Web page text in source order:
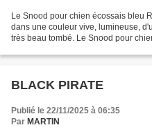
Le Snood pour chien écossais bleu
dans une couleur vive, lumineuse,
très beau tombé. Le Snood pour
BLACK PIRATE
Publié le 22/11/2025 à 06:35
Par MARTIN